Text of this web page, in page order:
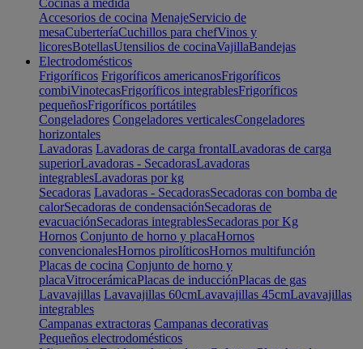
Cocinas a medida
Accesorios de cocina MenajeServicio de
mesaCuberteríaCuchillos para chefVinos y
licoresBotellasUtensilios de cocinaVajillaBandejas
Electrodomésticos
Frigoríficos Frigoríficos americanosFrigoríficos
combiVinotecasFrigoríficos integrablesFrigoríficos
pequeñosFrigoríficos portátiles
Congeladores Congeladores verticalesCongeladores
horizontales
Lavadoras Lavadoras de carga frontalLavadoras de carga
superiorLavadoras - SecadorasLavadoras
integrablesLavadoras por kg
Secadoras Lavadoras - SecadorasSecadoras con bomba de
calorSecadoras de condensaciónSecadoras de
evacuaciónSecadoras integrablesSecadoras por Kg
Hornos Conjunto de horno y placaHornos
convencionalesHornos pirolíticosHornos multifunción
Placas de cocina Conjunto de horno y
placaVitrocerámicaPlacas de inducciónPlacas de gas
Lavavajillas Lavavajillas 60cmLavavajillas 45cmLavavajillas
integrables
Campanas extractoras Campanas decorativas
Pequeños electrodomésticos